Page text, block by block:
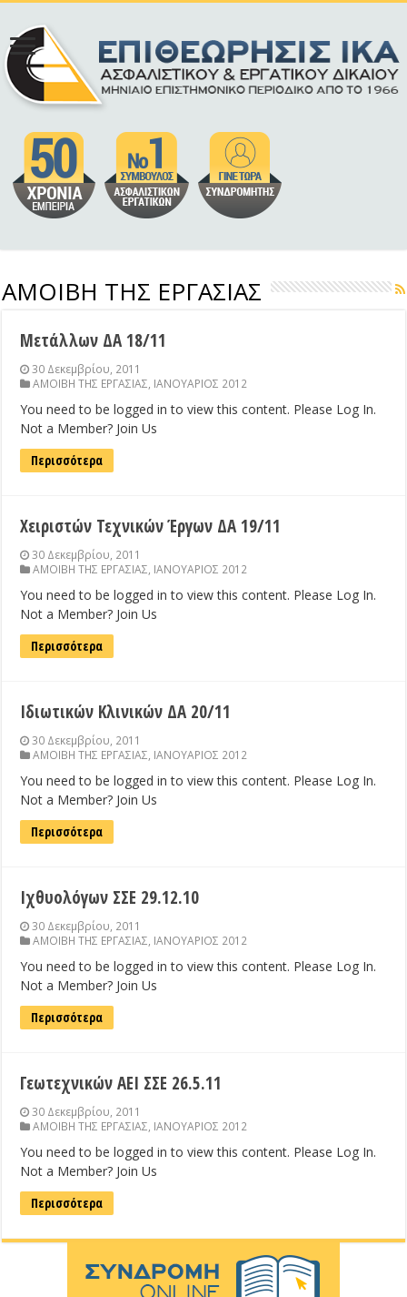
ΑΜΟΙΒΗ ΤΗΣ ΕΡΓΑΣΙΑΣ
Μετάλλων ΔΑ 18/11
30 Δεκεμβρίου, 2011
ΑΜΟΙΒΗ ΤΗΣ ΕΡΓΑΣΙΑΣ, ΙΑΝΟΥΑΡΙΟΣ 2012
You need to be logged in to view this content. Please Log In.
Not a Member? Join Us
Περισσότερα
Χειριστών Τεχνικών Έργων ΔΑ 19/11
30 Δεκεμβρίου, 2011
ΑΜΟΙΒΗ ΤΗΣ ΕΡΓΑΣΙΑΣ, ΙΑΝΟΥΑΡΙΟΣ 2012
You need to be logged in to view this content. Please Log In.
Not a Member? Join Us
Περισσότερα
Ιδιωτικών Κλινικών ΔΑ 20/11
30 Δεκεμβρίου, 2011
ΑΜΟΙΒΗ ΤΗΣ ΕΡΓΑΣΙΑΣ, ΙΑΝΟΥΑΡΙΟΣ 2012
You need to be logged in to view this content. Please Log In.
Not a Member? Join Us
Περισσότερα
Ιχθυολόγων ΣΣΕ 29.12.10
30 Δεκεμβρίου, 2011
ΑΜΟΙΒΗ ΤΗΣ ΕΡΓΑΣΙΑΣ, ΙΑΝΟΥΑΡΙΟΣ 2012
You need to be logged in to view this content. Please Log In.
Not a Member? Join Us
Περισσότερα
Γεωτεχνικών ΑΕΙ ΣΣΕ 26.5.11
30 Δεκεμβρίου, 2011
ΑΜΟΙΒΗ ΤΗΣ ΕΡΓΑΣΙΑΣ, ΙΑΝΟΥΑΡΙΟΣ 2012
You need to be logged in to view this content. Please Log In.
Not a Member? Join Us
Περισσότερα